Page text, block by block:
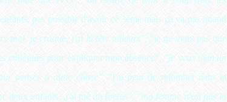
pas possible d'avoir ce 3ème mais ça va pas quand
mal, je craque, j'ai la tête ailleurs", "je ne veux pas que
collègues pour expliquer mon absence" , "je veux bien un
penser à autre chose",
"j'ai peur de retomber dans la
deux enfants...j'ai tué un foetus", "ma femme n'est pas là